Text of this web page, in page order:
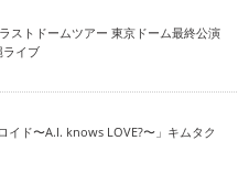
ストドームツアー 東京ドーム最終公演
ライブ
イド〜A.I. knows LOVE?〜」キムタク